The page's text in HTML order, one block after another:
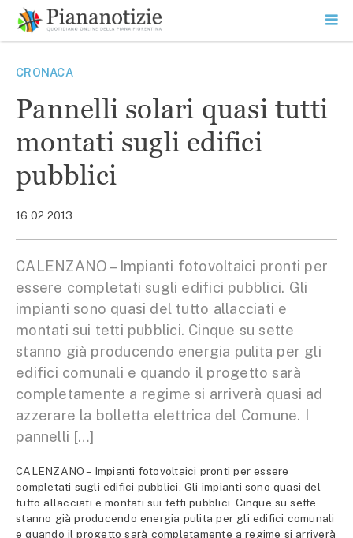
contenuto
SEARCH
CRONACA
Pannelli solari quasi tutti
montati sugli edifici
pubblici
16.02.2013
CALENZANO – Impianti fotovoltaici pronti per
essere completati sugli edifici pubblici. Gli
impianti sono quasi del tutto allacciati e
montati sui tetti pubblici. Cinque su sette
stanno già producendo energia pulita per gli
edifici comunali e quando il progetto sarà
completamente a regime si arriverà quasi ad
azzerare la bolletta elettrica del Comune. I
pannelli […]
CALENZANO – Impianti fotovoltaici pronti per essere
completati sugli edifici pubblici. Gli impianti sono quasi del
tutto allacciati e montati sui tetti pubblici. Cinque su sette
stanno già producendo energia pulita per gli edifici comunali
e quando il progetto sarà completamente a regime si arriverà